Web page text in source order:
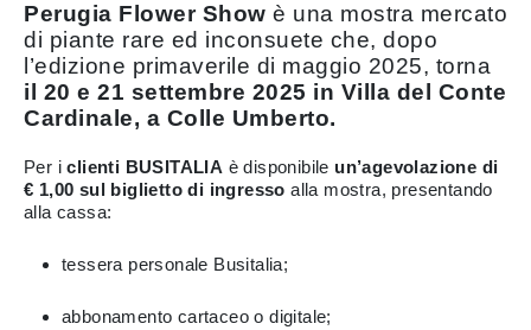
Perugia Flower Show è una mostra mercato
di piante rare ed inconsuete che, dopo
l’edizione primaverile di maggio 2025, torna
il 20 e 21 settembre 2025 in Villa del Conte
Cardinale, a Colle Umberto.
Per iclienti BUSITALIA è disponibile un’agevolazione di
€ 1,00 sul biglietto di ingresso alla mostra, presentando
alla cassa:
tessera personale Busitalia;
abbonamento cartaceo o digitale;